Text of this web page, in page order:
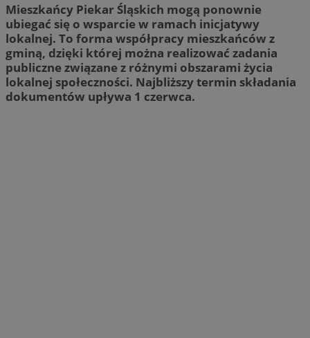
Mieszkańcy Piekar Śląskich mogą ponownie
ubiegać się o wsparcie w ramach inicjatywy
lokalnej. To forma współpracy mieszkańców z
gminą, dzięki której można realizować zadania
publiczne związane z różnymi obszarami życia
lokalnej społeczności. Najbliższy termin składania
dokumentów upływa 1 czerwca.